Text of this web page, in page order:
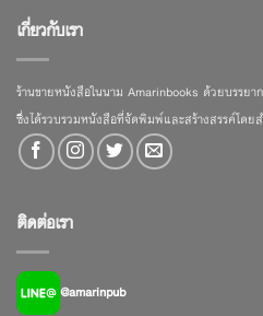
เกี่ยวกับเรา
ร้านขายหนังสือในนาม Amarinbooks ด้วยบรรย
ซึ่งได้รวบรวมหนังสือที่จัดพิมพ์และสร้างสรรค์โดย
ติดต่อเรา
@amarinpub